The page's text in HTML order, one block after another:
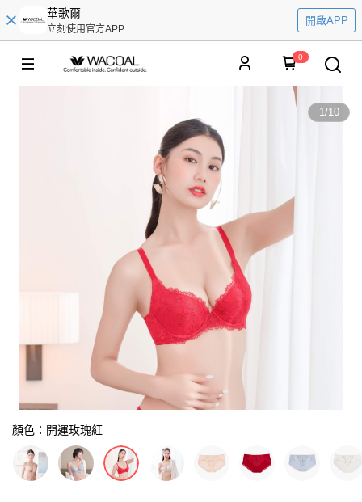
華歌爾
立刻使用官方APP
開啟APP
0
1/10
顏色：開運玫瑰紅